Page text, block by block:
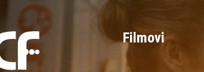
Filmovi